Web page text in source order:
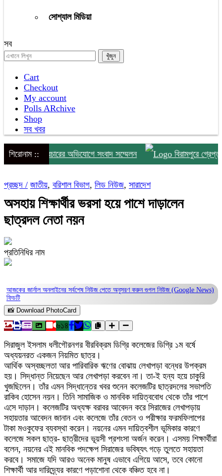
সোশ্যাল মিডিয়া
সব
Cart
Checkout
My account
Polls ARchive
Shop
সব খবর
শিরোনাম ::
অপপ্রচারের অভিযোগে সংবাদ সম্মেলন বিরামপুরে গ্রেপ্তার
প্রচ্ছদ / জাতীয়, বরিশাল বিভাগ, লিড নিউজ, সারাদেশ
অসহায় শিক্ষার্থীর ভরসা হয়ে পাশে দাড়ালেন
ছাত্রদল নেতা নয়ন
প্রতিনিধির নাম
আজকের জার্নাল অনলাইনের সর্বশেষ নিউজ পেতে অনুসরণ করুন গুগল নিউজ (Google News)
ফিডটি
📸 Download PhotoCard
৬১৪
সিরাজুল ইসলাম ধলীগৌরনগর বীরবিক্রম ডিগ্রি কলেজের ডিগ্রি ১ম বর্ষে
অধ্যয়নরত একজন নিয়মিত ছাত্র।
আর্থিক অস্বচ্ছলতা আর পারিবারিক ঋণের বোঝায় লেখাপড়া বন্ধের উপক্রম
হয়। সিদ্ধান্ত নিয়েছেন আর লেখাপড়া করবেন না। তা-ই হন্য হয়ে চাকুরি
খুজছিলেন। তাঁর এমন সিদ্ধান্তের খবর শুনেন কলেজটির ছাত্রদলের সভাপতি
রাকিব হোসেন নয়ন। তিনি সামাজিক ও মানবিক দায়িত্ববোধ থেকে তাঁর পাশে
এসে দাড়ান। কলেজটির অধ্যক্ষ বরাবর আবেদন করে সিরাজের লেখাপড়ায়
সহায়তার আবেদন জানান এবং কলেজে তাঁর বেতন ও পরীক্ষার ফরমফিলাপের
টাকা মওকুফের ব্যবস্থা করেন। নয়নের এমন দায়িত্বশীল ভূমিকার কারণে
কলেজে সকল ছাত্র- ছাত্রীদের ভূয়সী প্রশংসা অর্জন করেন। এসময় শিক্ষার্থীরা
বলেন, নয়নের এই মানবিক পদক্ষেপ সিরাজের ভবিষ্যৎ গড়ে তুলতে সহায়তা
করবে। সমাজে যদি আরও অনেক মানুষ এভাবে এগিয়ে আসে, তবে কোনো
শিক্ষার্থী আর দারিদ্র্যের কারণে পড়াশোনা থেকে বঞ্চিত হবে না।